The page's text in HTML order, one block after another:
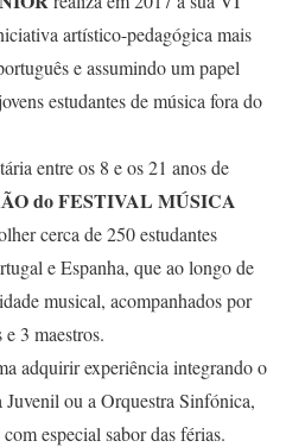
artístico-pedagógica mais
e assumindo um papel
estudantes de música fora do
entre os 8 e os 21 anos de
do FESTIVAL MÚSICA
cerca de 250 estudantes
e Espanha, que ao longo de
musical, acompanhados por
3 maestros.
adquirir experiência integrando o
ou a Orquestra Sinfónica,
especial sabor das férias.